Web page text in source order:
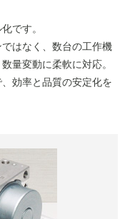
です。
はなく、数台の工作機
量変動に柔軟に対応。
効率と品質の安定化を